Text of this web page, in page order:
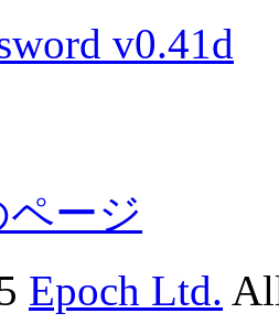
v0.41d
ージ
Epoch Ltd.